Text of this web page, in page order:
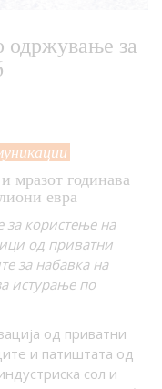
одржување за
мразот годинава
евра
користење на
од приватни
за набавка на
истурање по
од приватни
и патиштата од
сол и